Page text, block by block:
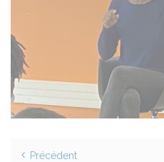
Précédent